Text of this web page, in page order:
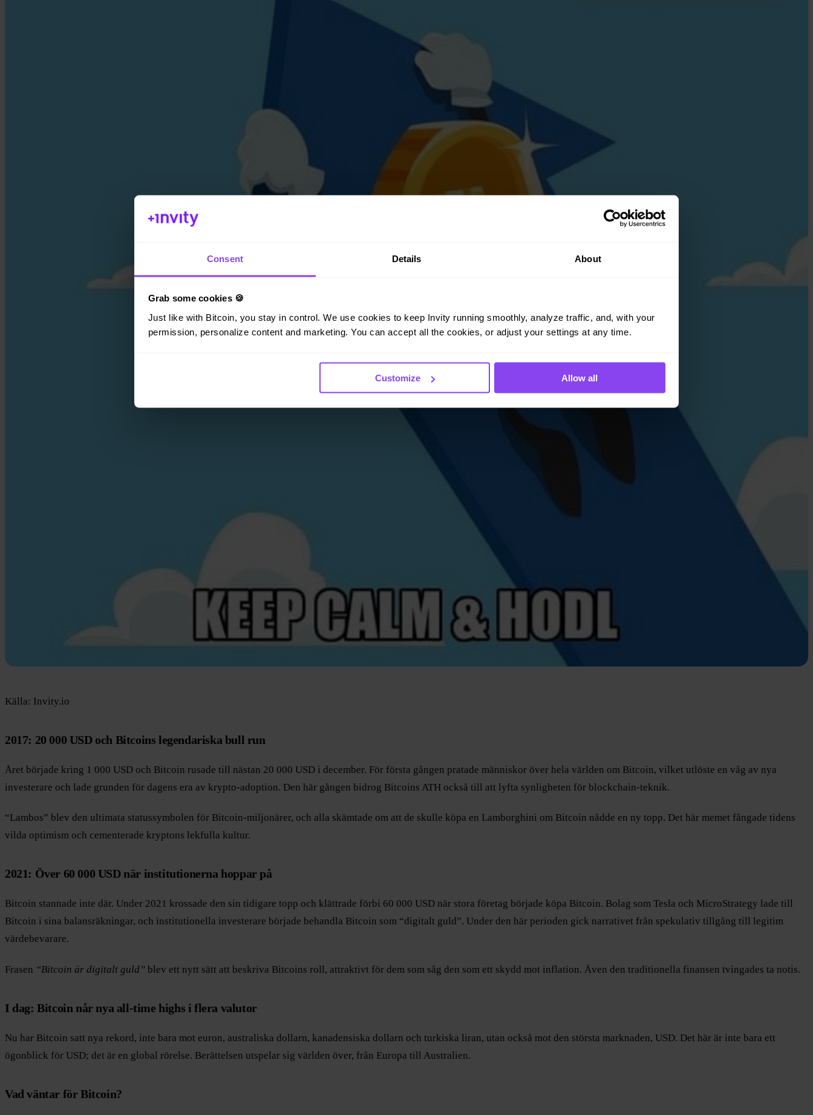
Consent Details About
Grab some cookies 🍪
Just like with Bitcoin, you stay in control. We use cookies to keep Invity running smoothly, analyze traffic, and, with your
permission, personalize content and marketing. You can accept all the cookies, or adjust your settings at any time.
Customize Allow all
Källa: Invity.io
2017: 20 000 USD och Bitcoins legendariska bull run
Året började kring 1 000 USD och Bitcoin rusade till nästan 20 000 USD i december. För första gången pratade människor över hela världen om Bitcoin, vilket utlöste en våg av nya
investerare och lade grunden för dagens era av krypto-adoption. Den här gången bidrog Bitcoins ATH också till att lyfta synligheten för blockchain-teknik.
“Lambos” blev den ultimata statussymbolen för Bitcoin-miljonärer, och alla skämtade om att de skulle köpa en Lamborghini om Bitcoin nådde en ny topp. Det här memet fångade tidens
vilda optimism och cementerade kryptons lekfulla kultur.
2021: Över 60 000 USD när institutionerna hoppar på
Bitcoin stannade inte där. Under 2021 krossade den sin tidigare topp och klättrade förbi 60 000 USD när stora företag började köpa Bitcoin. Bolag som Tesla och MicroStrategy lade till
Bitcoin i sina balansräkningar, och institutionella investerare började behandla Bitcoin som “digitalt guld”. Under den här perioden gick narrativet från spekulativ tillgång till legitim
värdebevarare.
Frasen “Bitcoin är digitalt guld” blev ett nytt sätt att beskriva Bitcoins roll, attraktivt för dem som såg den som ett skydd mot inflation. Även den traditionella finansen tvingades ta notis.
I dag: Bitcoin når nya all-time highs i flera valutor
Nu har Bitcoin satt nya rekord, inte bara mot euron, australiska dollarn, kanadensiska dollarn och turkiska liran, utan också mot den största marknaden, USD. Det här är inte bara ett
ögonblick för USD; det är en global rörelse. Berättelsen utspelar sig världen över, från Europa till Australien.
Vad väntar för Bitcoin?